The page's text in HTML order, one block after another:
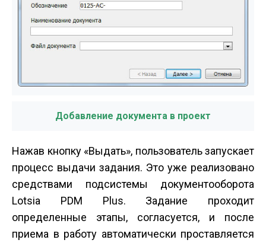
Добавление документа в проект
Нажав кнопку «Выдать», пользователь запускает
процесс выдачи задания. Это уже реализовано
средствами подсистемы документооборота
Lotsia PDM Plus. Задание проходит
определенные этапы, согласуется, и после
приема в работу автоматически проставляется